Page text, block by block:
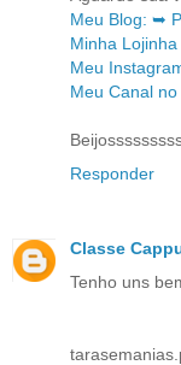
Meu Blog: ➥
Minha
Meu
Meu Canal
Responder
Classe
Tenho uns